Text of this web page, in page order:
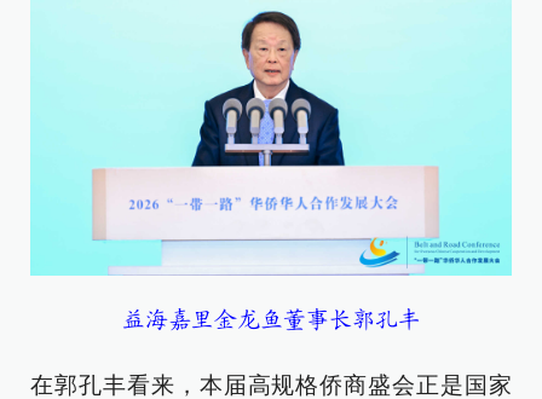
益海嘉里金龙鱼董事长郭孔丰
在郭孔丰看来，本届高规格侨商盛会正是国家